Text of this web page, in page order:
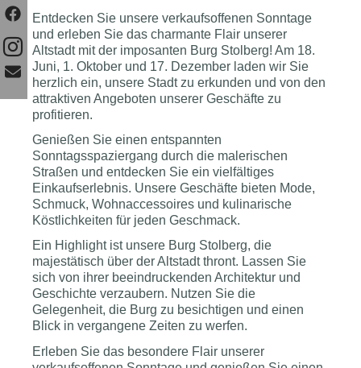
Entdecken Sie unsere verkaufsoffenen Sonntage
und erleben Sie das charmante Flair unserer
Altstadt mit der imposanten Burg Stolberg! Am 18.
Juni, 1. Oktober und 17. Dezember laden wir Sie
herzlich ein, unsere Stadt zu erkunden und von den
attraktiven Angeboten unserer Geschäfte zu
profitieren.
Genießen Sie einen entspannten
Sonntagsspaziergang durch die malerischen
Straßen und entdecken Sie ein vielfältiges
Einkaufserlebnis. Unsere Geschäfte bieten Mode,
Schmuck, Wohnaccessoires und kulinarische
Köstlichkeiten für jeden Geschmack.
Ein Highlight ist unsere Burg Stolberg, die
majestätisch über der Altstadt thront. Lassen Sie
sich von ihrer beeindruckenden Architektur und
Geschichte verzaubern. Nutzen Sie die
Gelegenheit, die Burg zu besichtigen und einen
Blick in vergangene Zeiten zu werfen.
Erleben Sie das besondere Flair unserer